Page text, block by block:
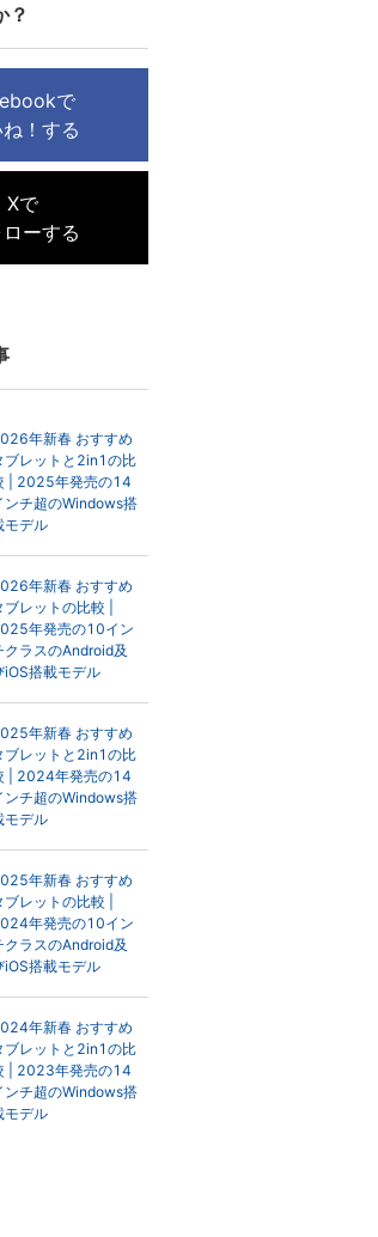
？
で
！する
Xで
ーする
年新春 おすすめ
ブレットと2in1の比
| 2025年発売の14
ンチ超のWindows搭
モデル
年新春 おすすめ
ブレットの比較 |
年発売の10イン
クラスのAndroid及
iOS搭載モデル
年新春 おすすめ
ブレットと2in1の比
| 2024年発売の14
ンチ超のWindows搭
モデル
年新春 おすすめ
ブレットの比較 |
年発売の10イン
クラスのAndroid及
iOS搭載モデル
年新春 おすすめ
ブレットと2in1の比
| 2023年発売の14
ンチ超のWindows搭
モデル